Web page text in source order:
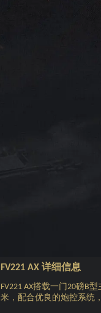
FV221 AX 详细信息
FV221 AX搭载一门20磅B型
米，配合优良的炮控系统